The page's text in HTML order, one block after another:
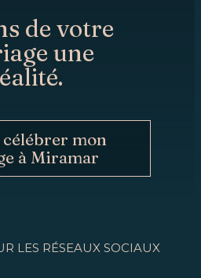
de votre
une
célébrer mon
à Miramar
LES RÉSEAUX SOCIAUX